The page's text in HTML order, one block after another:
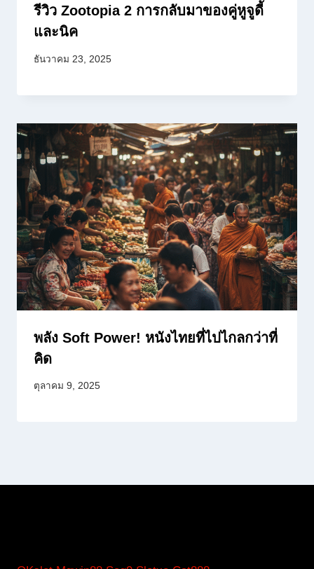
รีวิว Zootopia 2 การกลับมาของคู่หูจูดี้
และนิค
ธันวาคม 23, 2025
พลัง Soft Power! หนังไทยที่ไปไกลกว่าที่
คิด
ตุลาคม 9, 2025